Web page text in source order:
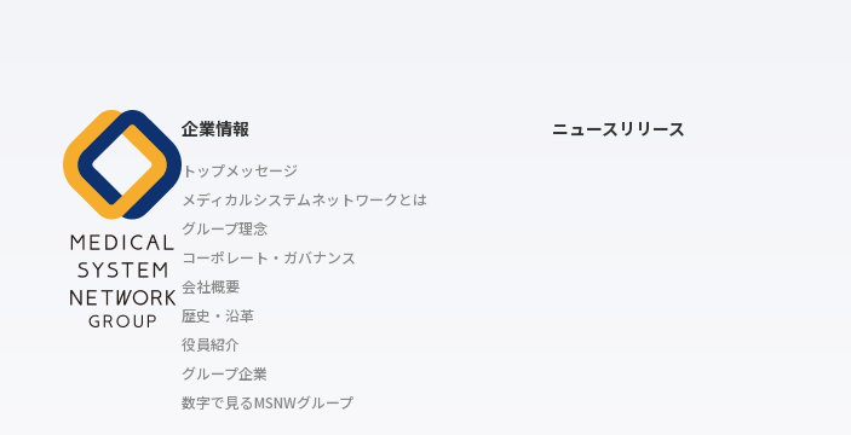
企業情報
トップメッセージ
メディカルシステムネットワークとは
グループ理念
コーポレート・ガバナンス
会社概要
歴史・沿革
役員紹介
グループ企業
数字で見るMSNWグループ
ニュースリリース